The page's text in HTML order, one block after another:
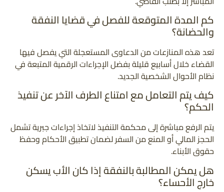
كم المدة المتوقعة للفصل في قضايا النفقة
والحضانة؟
تعد هذه المنازعات من الدعاوى المستعجلة التي يفصل فيها
القضاء خلال أسابيع قليلة بفضل الإجراءات الرقمية المتبعة في
نظام الأحوال الشخصية الجديد.
كيف يتم التعامل مع امتناع الطرف الآخر عن تنفيذ
الحكم؟
يتم الرفع مباشرة إلى محكمة التنفيذ لاتخاذ إجراءات جبرية تشمل
الحجز المالي أو المنع من السفر لضمان تطبيق الأحكام وحفظ
حقوق الأبناء.
هل يمكن المطالبة بالنفقة إذا كان الأب يسكن
خارج الأحساء؟